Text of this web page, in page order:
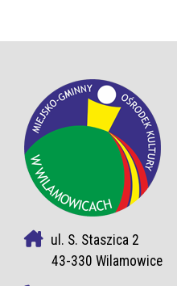
ul. S. Staszica 2
43-330 Wilamowice